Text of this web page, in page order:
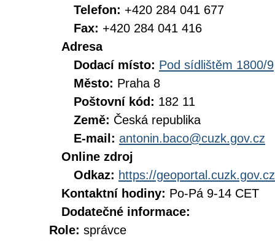
Telefon: +420 284 041 677
Fax: +420 284 041 416
Adresa
Dodací místo: Pod sídlištěm 1800/9
Město: Praha 8
Poštovní kód: 182 11
Země: Česká republika
E-mail: antonin.baco@cuzk.gov.cz
Online zdroj
Odkaz: https://geoportal.cuzk.gov.cz
Kontaktní hodiny: Po-Pá 9-14 CET
Dodatečné informace:
Role: správce